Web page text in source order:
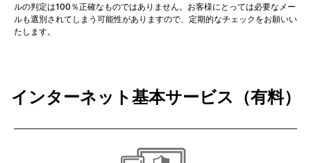
ルの判定は100％正確なものではありません。お客様にとっては必要なメー
ルも選別されてしまう可能性がありますので、定期的なチェックをお願いい
たします。
インターネット基本サービス（有料）